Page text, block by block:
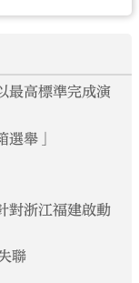
最高標準完成演
舉」
對浙江福建啟動
聯